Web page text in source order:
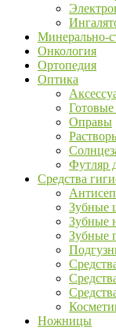
Минерально-
Онкология
Ортопедия
Оптика
Готовые
Оправы
Футляр
Средства
Зубные
Зубные
Зубные
Ножницы